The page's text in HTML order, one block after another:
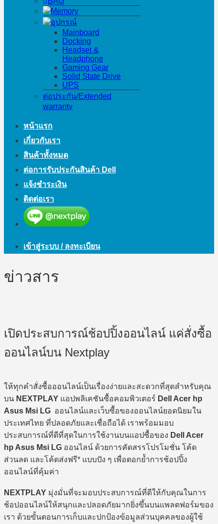
Memory
อุปกรณ์
Mainboard
Docking
Headset &
Headphone
Gaming Gear
Solid State Drive
UPS
ต่อประกัน/Extended
warranty
หน้าแรก
เกี่ยวกับเรา
สินค้าทั้งหมด
ต่อการรับประกันสินค้า Dell
แจ้งชำระเงิน
ติดต่อเรา
เข้าสู่ระบบ / ลงทะเบียน
ข่าวสาร
เปิดประสบการณ์ช้อปปิ้งออนไลน์ แค่สั่งซื้อ
ออนไลน์บน Nextplay
ให้ทุกคำสั่งซื้อออนไลน์เป็นเรื่องง่ายและสะดวกที่สุดสำหรับคุณ
บน NEXTPLAY แอปพลิเคชันซื้อคอมพิวเตอร์ Dell Acer hp
Asus Msi LG ออนไลน์และเว็บซื้อของออนไลน์ยอดนิยมใน
ประเทศไทย ที่ปลอดภัยและเชื่อถือได้ เราพร้อมมอบ
ประสบการณ์ที่ดีที่สุดในการใช้งานบนแอปซื้อของ Dell Acer
hp Asus Msi LG ออนไลน์ ด้วยการคัดสรรโปรโมชั่น โค้ด
ส่วนลด และโค้ดส่งฟรี* แบบปัง ๆ เพื่อตอกย้ำการช้อปปิ้ง
ออนไลน์ที่คุ้มค่า
NEXTPLAY มุ่งมั่นที่จะมอบประสบการณ์ที่ดีให้กับคุณในการ
ช้อปออนไลน์ให้สนุกและปลอดภัยมากยิ่งขึ้นบนแพลตฟอร์มของ
เรา ด้วยขั้นตอนการเก็บและปกป้องข้อมูลส่วนบุคคลของผู้ใช้